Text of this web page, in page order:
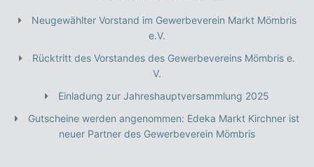
Neugewählter Vorstand im Gewerbeverein Markt Mömbris
e.V.
Rücktritt des Vorstandes des Gewerbevereins Mömbris e.
V.
Einladung zur Jahreshauptversammlung 2025
Gutscheine werden angenommen: Edeka Markt Kirchner ist
neuer Partner des Gewerbeverein Mömbris